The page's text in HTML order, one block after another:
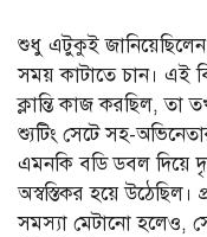
শুধু এটুকুই
সময় কাটাতে চান। এই
ক্লান্তি কাজ করছিল, তা
শ্যুটিং সেটে সহ-
এমনকি বডি ডবল দিয়ে
অস্বস্তিকর হয়ে
সমস্যা মেটানো হলেও,